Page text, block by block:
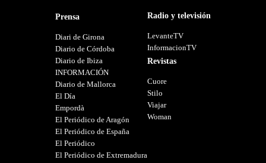
Prensa
Diari de Girona
Diario de Córdoba
Diario de Ibiza
INFORMACIÓN
Diario de Mallorca
El Día
Empordà
El Periódico de Aragón
El Periódico de España
El Periódico
El Periódico de Extremadura
Radio y televisión
LevanteTV
InformacionTV
Revistas
Cuore
Stilo
Viajar
Woman